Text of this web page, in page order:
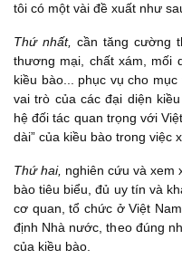
tôi có một vài đề xuất như
Thứ nhất, cần tăng cường
thương mại, chất xám, mối
kiều bào... phục vụ cho
vai trò của các đại diện
hệ đối tác quan trọng với
dài” của kiều bào trong việc
Thứ hai, nghiên cứu và xem
bào tiêu biểu, đủ uy tín và
cơ quan, tổ chức ở Việt
định Nhà nước, theo đúng
của kiều bào.